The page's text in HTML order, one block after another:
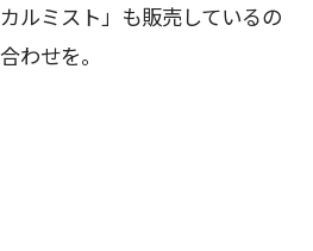
ルミスト」も販売しているの
わせを。